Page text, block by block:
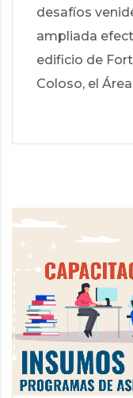
desafíos
ampliada
edificio de
Coloso, el